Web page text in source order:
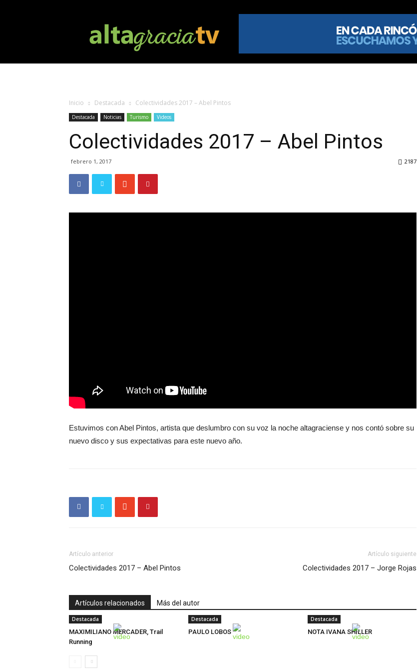
TV
Inicio Destacada Colectividades 2017 – Abel Pintos
Destacada Noticias Turismo Videos
Colectividades 2017 – Abel Pintos
febrero 1, 2017 2187
Estuvimos con Abel Pintos, artista que deslumbro con su voz la noche altagraciense y nos contó sobre su
nuevo disco y sus expectativas para este nuevo año.
Artículo anterior
Colectividades 2017 – Abel Pintos
Artículo siguiente
Colectividades 2017 – Jorge Rojas
Artículos relacionados Más del autor
Destacada
MAXIMILIANO MERCADER, Trail
Running
Destacada
PAULO LOBOS
Destacada
NOTA IVANA SHILLER